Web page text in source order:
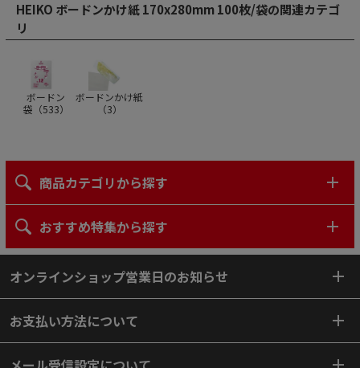
HEIKO ボードンかけ紙 170x280mm 100枚/袋の関連カテゴ
リ
ボードン
袋（533）
ボードンかけ紙
（3）
商品カテゴリから探す
おすすめ特集から探す
オンラインショップ営業日のお知らせ
お支払い方法について